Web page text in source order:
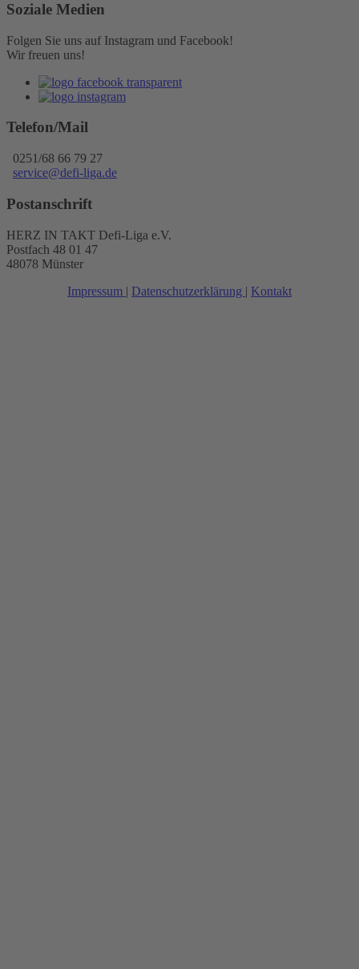
Soziale Medien
Folgen Sie uns auf Instagram und Facebook!
Wir freuen uns!
Telefon/Mail
0251/68 66 79 27
service@defi-liga.de
Postanschrift
HERZ IN TAKT Defi-Liga e.V.
Postfach 48 01 47
48078 Münster
Impressum | Datenschutzerklärung | Kontakt